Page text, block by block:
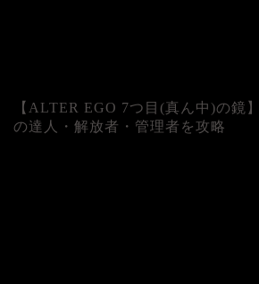
【ALTER EGO 7つ目(真ん中)の鏡
の達人・解放者・管理者を攻略